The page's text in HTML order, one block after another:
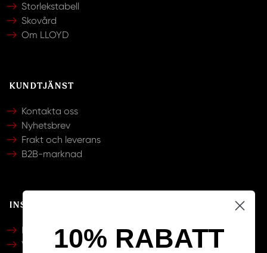
Storlekstabell
Skovård
Om LLOYD
KUNDTJÄNST
Kontakta oss
Nyhetsbrev
Frakt och leverans
B2B-marknad
INSPIRATION
Katalog
Video
10% RABATT